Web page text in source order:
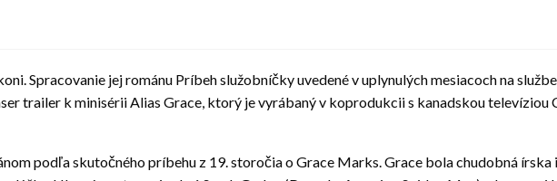
Spracovanie jej románu Príbeh služobníčky uvedené v uplynulých mesiacoch na
trailer k minisérii Alias Grace, ktorý je vyrábaný v koprodukcii s kanadskou televíziou
podľa skutočného príbehu z 19. storočia o Grace Marks. Grace bola chudobná